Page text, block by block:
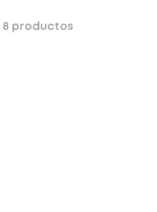
8 productos